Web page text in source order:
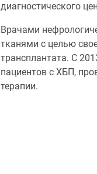
диагностического
Врачами
тканями с целью
трансплантата. С
пациентов с ХБП,
терапии.